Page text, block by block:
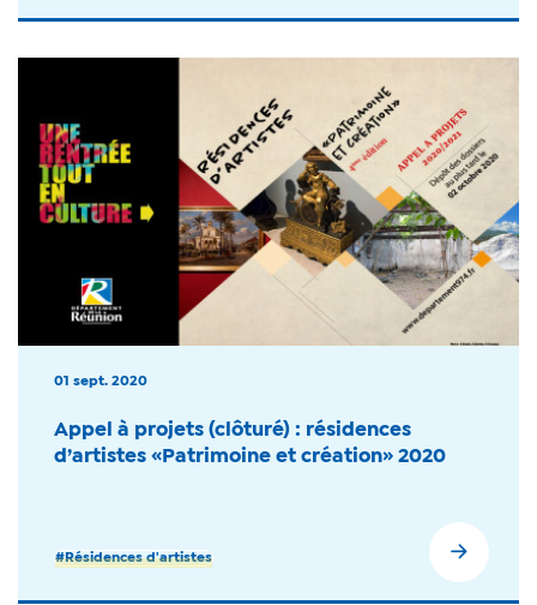
01 sept. 2020
Appel à projets (clôturé) : résidences
d’artistes «Patrimoine et création» 2020
#Résidences d'artistes